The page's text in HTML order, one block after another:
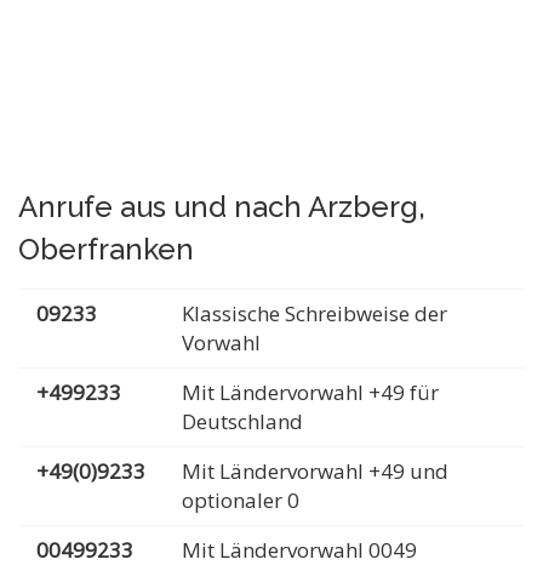
Anrufe aus und nach Arzberg,
Oberfranken
09233
Klassische Schreibweise der
Vorwahl
+499233
Mit Ländervorwahl +49 für
Deutschland
+49(0)9233
Mit Ländervorwahl +49 und
optionaler 0
00499233
Mit Ländervorwahl 0049